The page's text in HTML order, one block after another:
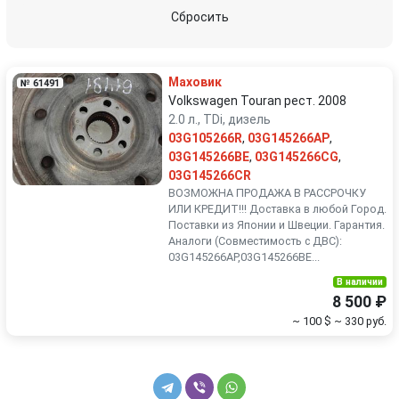
SEAT Skoda
Smart SsangYong
Subaru
Volkswagen
Сбросить
№ 61491
Маховик
Volkswagen Touran рест. 2008
2.0 л., TDi, дизель
03G105266R, 03G145266AP,
03G145266BE, 03G145266CG,
03G145266CR
ВОЗМОЖНА ПРОДАЖА В РАССРОЧКУ
ИЛИ КРЕДИТ!!! Доставка в любой Город.
Поставки из Японии и Швеции. Гарантия.
Аналоги (Совместимость с ДВС):
03G145266AP,03G145266BE...
В наличии
8 500 ₽
~ 100 $ ~ 330 руб.